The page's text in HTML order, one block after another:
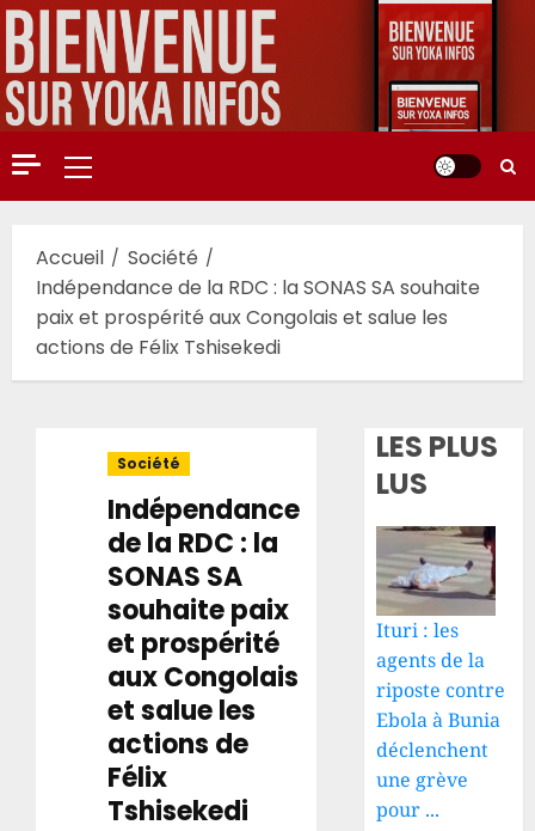
Aller
au
contenu
Menu
principal
Accueil
Société
Indépendance de la RDC : la SONAS SA souhaite
paix et prospérité aux Congolais et salue les
actions de Félix Tshisekedi
Société
Indépendance
de la RDC : la
SONAS SA
souhaite paix
et prospérité
aux Congolais
et salue les
actions de
Félix
Tshisekedi
LES PLUS
LUS
Ituri : les
agents de la
riposte contre
Ebola à Bunia
déclenchent
une grève
pour ...